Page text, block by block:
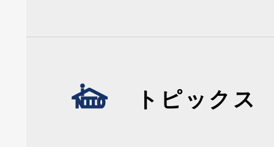
トピックス